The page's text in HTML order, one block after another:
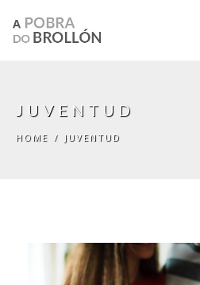
JUVENTUD
HOME / JUVENTUD